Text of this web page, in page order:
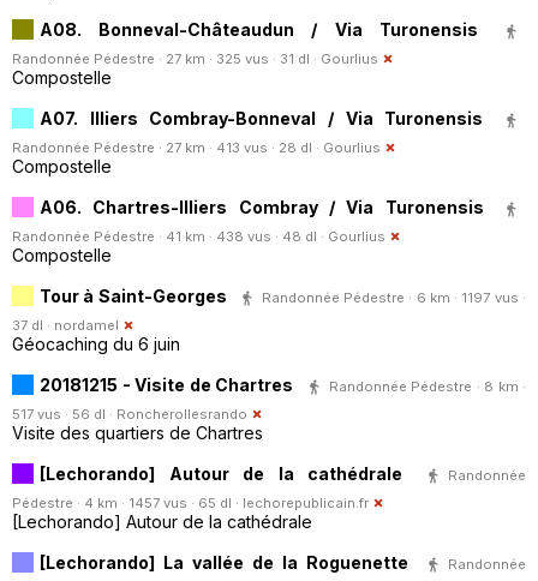
A08. Bonneval-Châteaudun / Via Turonensis
Randonnée Pédestre · 27 km · 325 vus · 31 dl · Gourlius
Compostelle
A07. Illiers Combray-Bonneval / Via Turonensis
Randonnée Pédestre · 27 km · 413 vus · 28 dl · Gourlius
Compostelle
A06. Chartres-Illiers Combray / Via Turonensis
Randonnée Pédestre · 41 km · 438 vus · 48 dl · Gourlius
Compostelle
Tour à Saint-Georges
Randonnée Pédestre · 6 km · 1197 vus ·
37 dl · nordamel
Géocaching du 6 juin
20181215 - Visite de Chartres
Randonnée Pédestre · 8 km ·
517 vus · 56 dl · Roncherollesrando
Visite des quartiers de Chartres
[Lechorando] Autour de la cathédrale
Randonnée
Pédestre · 4 km · 1457 vus · 65 dl · lechorepublicain.fr
[Lechorando] Autour de la cathédrale
[Lechorando] La vallée de la Roguenette
Randonnée